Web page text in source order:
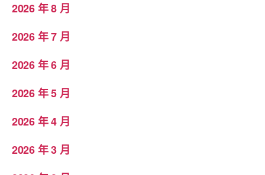
2026 年 8 月
2026 年 7 月
2026 年 6 月
2026 年 5 月
2026 年 4 月
2026 年 3 月